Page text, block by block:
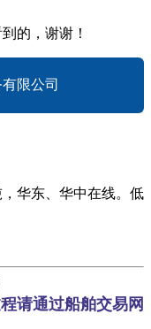
的，谢谢！
限公司
，华东、华中在线。低
请通过船舶交易网